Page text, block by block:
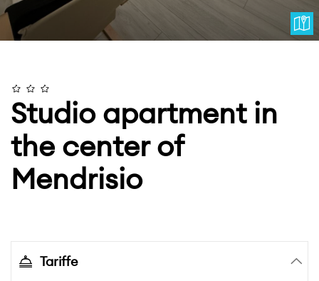
Studio apartment in
the center of
Mendrisio
Tariffe